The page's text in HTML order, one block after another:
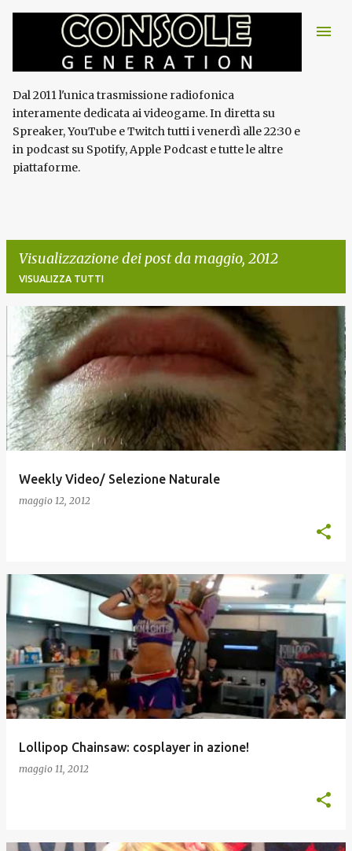
Passa ai contenuti principali
Dal 2011 l'unica trasmissione radiofonica
interamente dedicata ai videogame. In diretta su
Spreaker, YouTube e Twitch tutti i venerdì alle 22:30 e
in podcast su Spotify, Apple Podcast e tutte le altre
piattaforme.
Visualizzazione dei post da maggio, 2012
VISUALIZZA TUTTI
o
t
Weekly Video/ Selezione Naturale
maggio 12, 2012
Lollipop Chainsaw: cosplayer in azione!
maggio 11, 2012